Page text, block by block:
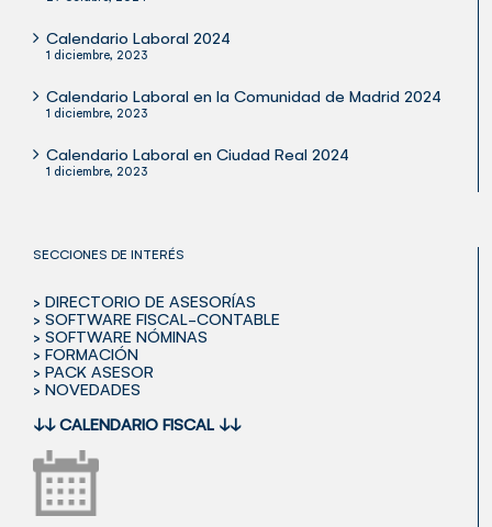
Calendario Laboral 2024
1 diciembre, 2023
Calendario Laboral en la Comunidad de Madrid 2024
1 diciembre, 2023
Calendario Laboral en Ciudad Real 2024
1 diciembre, 2023
SECCIONES DE INTERÉS
> DIRECTORIO DE ASESORÍAS
> SOFTWARE FISCAL-CONTABLE
> SOFTWARE NÓMINAS
> FORMACIÓN
> PACK ASESOR
> NOVEDADES
↓↓ CALENDARIO FISCAL ↓↓